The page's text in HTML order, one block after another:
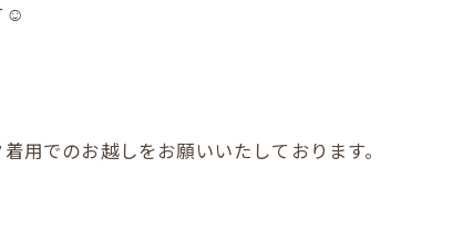
☺️
用でのお越しをお願いいたしております。